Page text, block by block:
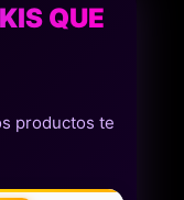
QUE
productos te